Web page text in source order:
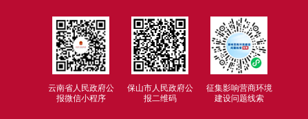
云南省人民政府公
报微信小程序
保山市人民政府公
报二维码
征集影响营商环境
建设问题线索